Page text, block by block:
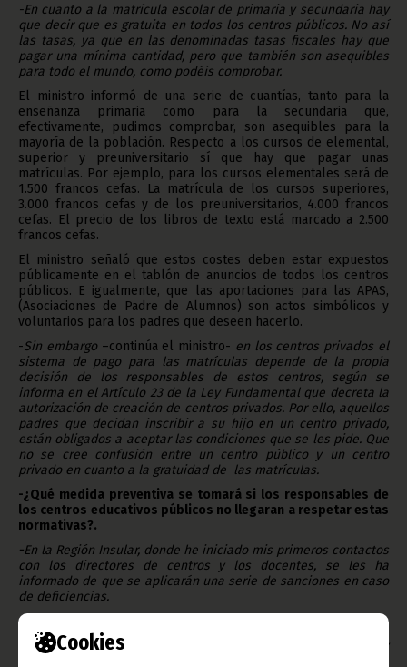
Cookies
-En cuanto a la matrícula escolar de primaria y secundaria hay
que decir que es gratuita en todos los centros públicos. No así
las tasas, ya que en las denominadas tasas fiscales hay que
pagar una mínima cantidad, pero que también son asequibles
para todo el mundo, como podéis comprobar.
El ministro informó de una serie de cuantías, tanto para la
enseñanza primaria como para la secundaria que,
efectivamente, pudimos comprobar, son asequibles para la
mayoría de la población. Respecto a los cursos de elemental,
superior y preuniversitario sí que hay que pagar unas
matrículas. Por ejemplo, para los cursos elementales será de
1.500 francos cefas. La matrícula de los cursos superiores,
3.000 francos cefas y de los preuniversitarios, 4.000 francos
cefas. El precio de los libros de texto está marcado a 2.500
francos cefas.
El ministro señaló que estos costes deben estar expuestos
públicamente en el tablón de anuncios de todos los centros
públicos. E igualmente, que las aportaciones para las APAS,
(Asociaciones de Padre de Alumnos) son actos simbólicos y
voluntarios para los padres que deseen hacerlo.
-Sin embargo–continúa el ministro- en los centros privados el
sistema de pago para las matrículas depende de la propia
decisión de los responsables de estos centros, según se
informa en el Artículo 23 de la Ley Fundamental que decreta la
autorización de creación de centros privados. Por ello, aquellos
padres que decidan inscribir a su hijo en un centro privado,
están obligados a aceptar las condiciones que se les pide. Que
no se cree confusión entre un centro público y un centro
privado en cuanto a la gratuidad de las matrículas.
-¿Qué medida preventiva se tomará si los responsables de
los centros educativos públicos no llegaran a respetar estas
normativas?.
-En la Región Insular, donde he iniciado mis primeros contactos
con los directores de centros y los docentes, se les ha
informado de que se aplicarán una serie de sanciones en caso
de deficiencias.
-¿Cuál es su perspectiva de futuro en el sector educativo?
-Sabemos que la riqueza de un país está en la Educación, y